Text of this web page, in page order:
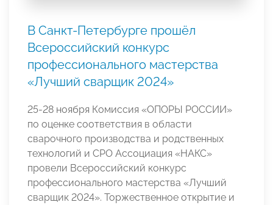
В Санкт-Петербурге прошёл
Всероссийский конкурс
профессионального мастерства
«Лучший сварщик 2024»
25-28 ноября Комиссия «ОПОРЫ РОССИИ»
по оценке соответствия в области
сварочного производства и родственных
технологий и СРО Ассоциация «НАКС»
провели Всероссийский конкурс
профессионального мастерства «Лучший
сварщик 2024». Торжественное открытие и